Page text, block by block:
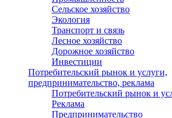
Сельское хозяйство
Экология
Транспорт и связь
Лесное хозяйство
Дорожное хозяйство
Инвестиции
Потребительский рынок и услуги,
предпринимательство, реклама
Потребительский рынок и
Реклама
Предпринимательство